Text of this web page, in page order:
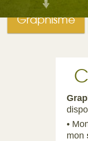
Graphisme
•
mon